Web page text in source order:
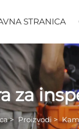
STRANICA
za
>Proizvodi >